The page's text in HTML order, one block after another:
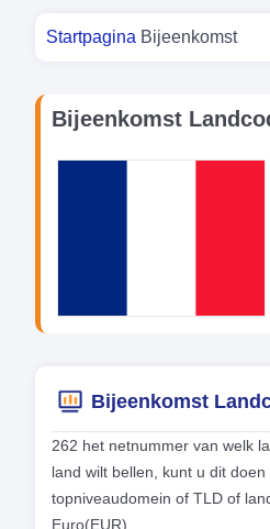
Je bent hier
Startpagina Bijeenkomst
Bijeenkomst
Bijeenkomst
262 het netnummer van welk
land wilt bellen, kunt u dit
topniveaudomein of TLD of
Euro(EUR).